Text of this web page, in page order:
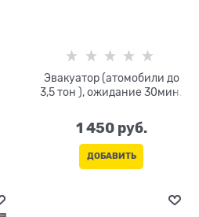
Эвакуатор (атомобили до
3,5 тон ), ожидание 30мин.
1 450 руб.
ДОБАВИТЬ